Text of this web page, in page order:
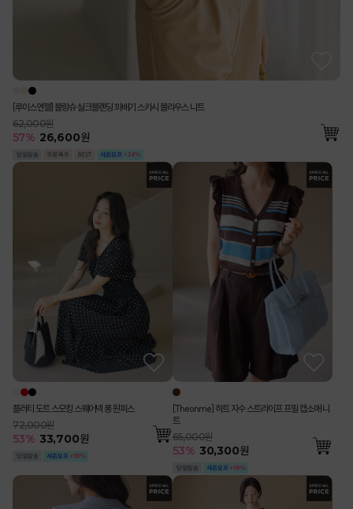
[루이스엔젤] 블랑슈 실크블렌딩 꽈배기 스카시 블라우스 니트
62,000원
57% 26,600원
플러티 도트 스모킹 스퀘어넥 롱 원피스
72,000원
53% 33,700원
[Theonme] 하트 자수 스트라이프 프릴 캡소매 니
트
65,000원
53% 30,300원